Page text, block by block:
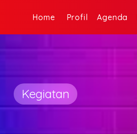
Home Profil Agenda
Kegiatan